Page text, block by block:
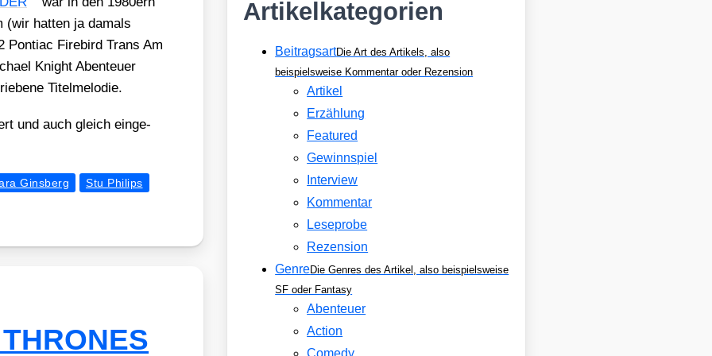
hat­ten ja damals
Pon­ti­ac Fire­bird Trans Am
Knight Aben­teu­er
Titel­me­lo­die.
und auch gleich ein­ge­
Ginsberg Stu Philips
Artikelkategorien
BeitragsartDie Art des Artikels, also
beispielsweise Kommentar oder Rezension
Artikel
Erzählung
Featured
Gewinnspiel
Interview
Kommentar
Leseprobe
Rezension
GenreDie Genres des Artikel, also beispielsweise
SF oder Fantasy
Abenteuer
Action